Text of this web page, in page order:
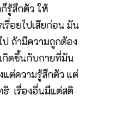
รู้สึกตัว ให้
รื่อยไปเสียก่อน มัน
ถ้ามีความถูกต้อง
กิดขึ้นกับกายที่มัน
แต่ความรู้สึกตัว แต่
ธิ เรื่องอื่นมีแต่สติ